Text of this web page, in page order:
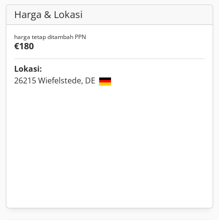
Harga & Lokasi
harga tetap ditambah PPN
€180
Lokasi:
26215 Wiefelstede, DE